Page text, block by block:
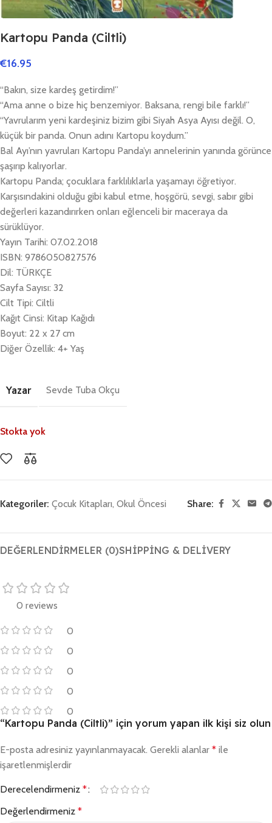
Kartopu Panda (Ciltli)
€16.95
“Bakın, size kardeş getirdim!”
“Ama anne o bize hiç benzemiyor. Baksana, rengi bile farklı!”
“Yavrularım yeni kardeşiniz bizim gibi Siyah Asya Ayısı değil. O,
küçük bir panda. Onun adını Kartopu koydum.”
Bal Ayı’nın yavruları Kartopu Panda’yı annelerinin yanında görünce
şaşırıp kalıyorlar.
Kartopu Panda; çocuklara farklılıklarla yaşamayı öğretiyor.
Karşısındakini olduğu gibi kabul etme, hoşgörü, sevgi, sabır gibi
değerleri kazandırırken onları eğlenceli bir maceraya da
sürüklüyor.
Yayın Tarihi: 07.02.2018
ISBN: 9786050827576
Dil: TÜRKÇE
Sayfa Sayısı: 32
Cilt Tipi: Ciltli
Kağıt Cinsi: Kitap Kağıdı
Boyut: 22 x 27 cm
Diğer Özellik: 4+ Yaş
Yazar Sevde Tuba Okçu
Stokta yok
Kategoriler: Çocuk Kitapları, Okul Öncesi Share:
DEĞERLENDIRMELER (0)SHIPPING & DELIVERY
0 reviews
0
0
0
0
0
“Kartopu Panda (Ciltli)” için yorum yapan ilk kişi siz olun
E-posta adresiniz yayınlanmayacak. Gerekli alanlar * ile
işaretlenmişlerdir
Derecelendirmeniz *
Değerlendirmeniz *